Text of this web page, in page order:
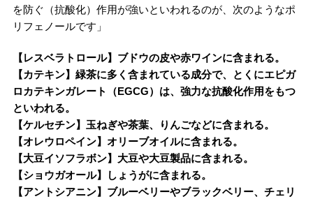
を防ぐ（抗酸化）作用が強いといわれるのが、次のようなポ
リフェノールです」
【レスベラトロール】ブドウの皮や赤ワインに含まれる。
【カテキン】緑茶に多く含まれている成分で、とくにエピガ
ロカテキンガレート（EGCG）は、強力な抗酸化作用をもつ
といわれる。
【ケルセチン】玉ねぎや茶葉、りんごなどに含まれる。
【オレウロペイン】オリーブオイルに含まれる。
【大豆イソフラボン】大豆や大豆製品に含まれる。
【ショウガオール】しょうがに含まれる。
【アントシアニン】ブルーベリーやブラックベリー、チェリ